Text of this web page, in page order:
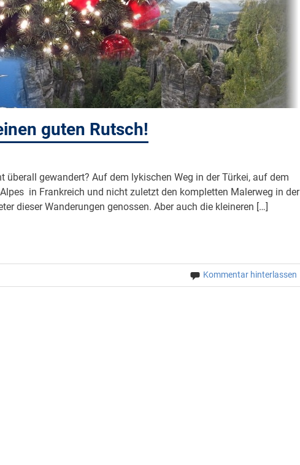
guten Rutsch!
überall gewandert? Auf dem lykischen Weg in der Türkei, auf dem
in Frankreich und nicht zuletzt den kompletten Malerweg in der
dieser Wanderungen genossen. Aber auch die kleineren […]
Kommentar hinterlassen